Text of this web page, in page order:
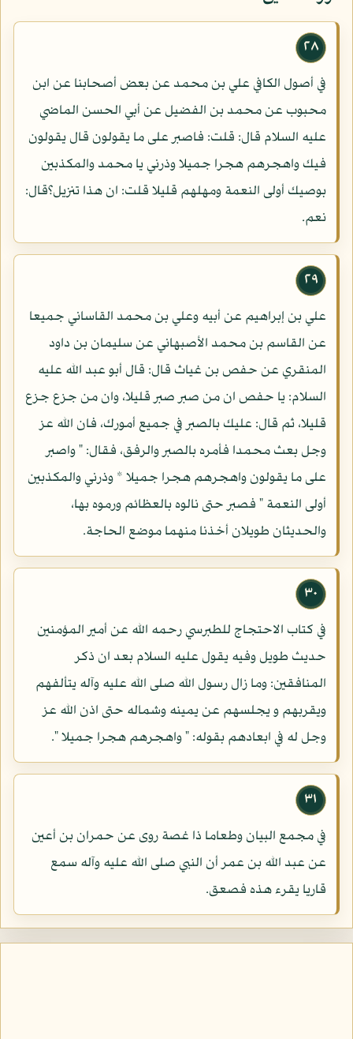
٢٨
في أصول الكافي علي بن محمد عن بعض أصحابنا عن ابن
محبوب عن محمد بن الفضيل عن أبي الحسن الماضي
عليه السلام قال: قلت: فاصبر على ما يقولون قال يقولون
فيك واهجرهم هجرا جميلا وذرني يا محمد والمكذبين
بوصيك أولى النعمة ومهلهم قليلا قلت: ان هذا تنزيل؟قال:
نعم.
٢٩
علي بن إبراهيم عن أبيه وعلي بن محمد القاساني جميعا
عن القاسم بن محمد الأصبهاني عن سليمان بن داود
المنقري عن حفص بن غياث قال: قال أبو عبد الله عليه
السلام: يا حفص ان من صبر صبر قليلا، وان من جزع جزع
قليلا، ثم قال: عليك بالصبر في جميع أمورك، فان الله عز
وجل بعث محمدا فأمره بالصبر والرفق، فقال: " واصبر
على ما يقولون واهجرهم هجرا جميلا * وذرني والمكذبين
أولى النعمة " فصبر حتى نالوه بالعظائم ورموه بها،
والحديثان طويلان أخذنا منهما موضع الحاجة.
٣٠
في كتاب الاحتجاج للطبرسي رحمه الله عن أمير المؤمنين
حديث طويل وفيه يقول عليه السلام بعد ان ذكر
المنافقين: وما زال رسول الله صلى الله عليه وآله يتألفهم
ويقربهم و يجلسهم عن يمينه وشماله حتى اذن الله عز
وجل له في ابعادهم بقوله: " واهجرهم هجرا جميلا ".
٣١
في مجمع البيان وطعاما ذا غصة روى عن حمران بن أعين
عن عبد الله بن عمر أن النبي صلى الله عليه وآله سمع
قاريا يقرء هذه فصعق.